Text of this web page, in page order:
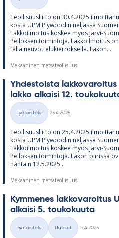
Kategoriat
Teol­li­suus­liitto on 30.4.2025
kosta UPM Plywoo­din nel­jässä
Lak­koil­moi­tus kos­kee myös Järvi-
Pel­lok­sen toi­min­toja. Lak­koil­moi­tus
tällä neu­vot­te­lu­kier­rok­sella. La­kon...
Mekaaninen metsäteollisuus
Yh­des­toista lak­ko­va­roi­tus
lakko al­kaisi 12.
Kategoriat
Työtaistelu
25.4.2025
Teol­li­suus­liitto on 25.4.2025
kosta UPM Plywoo­din nel­jässä
Lak­koil­moi­tus kos­kee myös Järvi-
Pel­lok­sen toi­min­toja. La­kon pii­rissä
nan­tain 12.5.2025...
Mekaaninen metsäteollisuus
Kym­me­nes lak­ko­va­roi­tus
al­kaisi 5. tou­ko­kuuta
Kategoriat
Työtaistelu Uutiset
17.4.2025